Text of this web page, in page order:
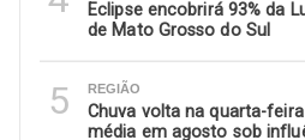
Eclipse encobrirá 93% da
de Mato Grosso do Sul
5 REGIÃO
Chuva volta na quarta-
média em agosto sob